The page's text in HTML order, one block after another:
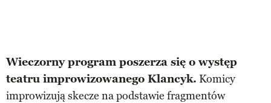
Wieczorny program poszerza się o występ
teatru improwizowanego Klancyk. Komicy
improwizują skecze na podstawie fragmentów